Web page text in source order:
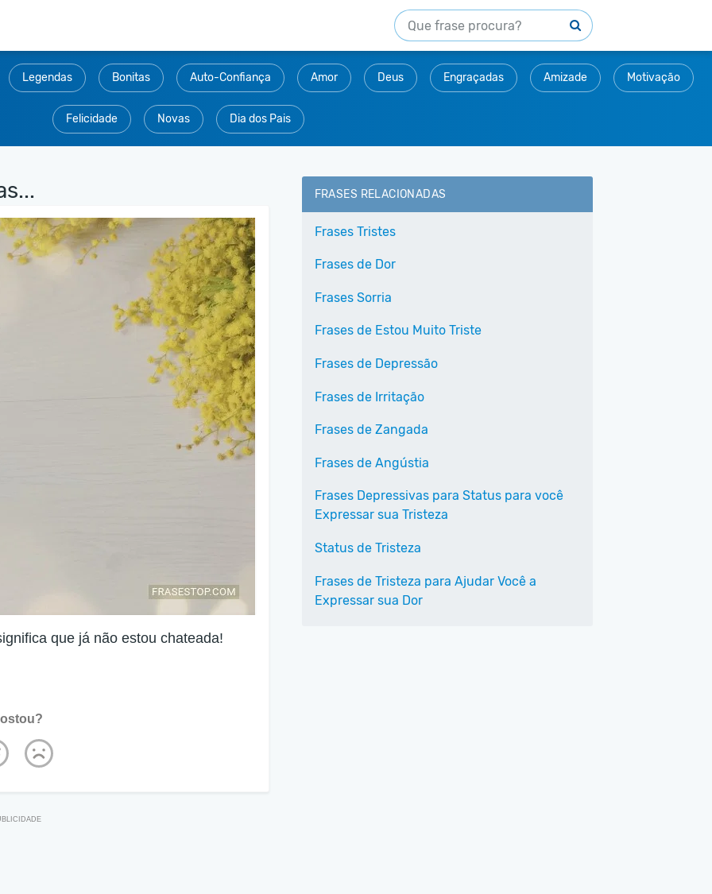
Legendas Bonitas Auto-Confiança Amor Deus Engraçadas Amizade Motivação
Felicidade Novas Dia dos Pais
que já não estou chateada!
FRASES RELACIONADAS
Frases Tristes
Frases de Dor
Frases Sorria
Frases de Estou Muito Triste
Frases de Depressão
Frases de Irritação
Frases de Zangada
Frases de Angústia
Frases Depressivas para Status para você
Expressar sua Tristeza
Status de Tristeza
Frases de Tristeza para Ajudar Você a
Expressar sua Dor